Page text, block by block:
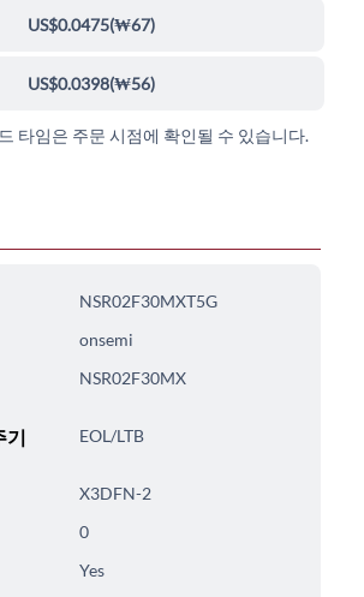
US$0.0475(₩67)
US$0.0398(₩56)
타임은 주문 시점에 확인될 수 있습니다.
NSR02F30MXT5G
onsemi
NSR02F30MX
기 EOL/LTB
X3DFN-2
0
Yes